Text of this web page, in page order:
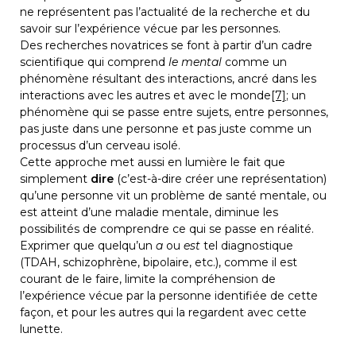
ne représentent pas l’actualité de la recherche et du
savoir sur l’expérience vécue par les personnes.
Des recherches novatrices se font à partir d’un cadre
scientifique qui comprend le mental comme un
phénomène résultant des interactions, ancré dans les
interactions avec les autres et avec le monde[7]; un
phénomène qui se passe entre sujets, entre personnes,
pas juste dans une personne et pas juste comme un
processus d’un cerveau isolé.
Cette approche met aussi en lumière le fait que
simplement dire (c’est-à-dire créer une représentation)
qu’une personne vit un problème de santé mentale, ou
est atteint d’une maladie mentale, diminue les
possibilités de comprendre ce qui se passe en réalité.
Exprimer que quelqu’un a ou est tel diagnostique
(TDAH, schizophrène, bipolaire, etc.), comme il est
courant de le faire, limite la compréhension de
l’expérience vécue par la personne identifiée de cette
façon, et pour les autres qui la regardent avec cette
lunette.